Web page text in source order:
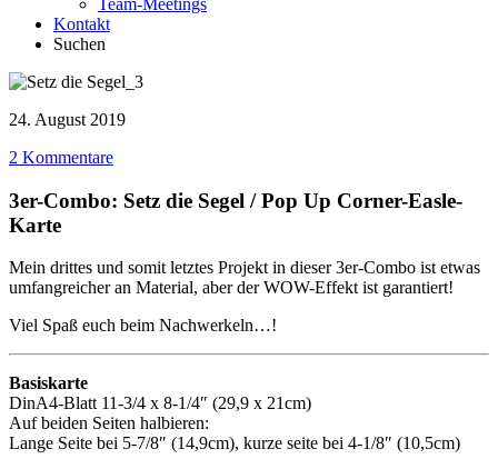
Team-Meetings
Kontakt
Suchen
24. August 2019
2 Kommentare
3er-Combo: Setz die Segel / Pop Up Corner-Easle-
Karte
Mein drittes und somit letztes Projekt in dieser 3er-Combo ist etwas
umfangreicher an Material, aber der WOW-Effekt ist garantiert!
Viel Spaß euch beim Nachwerkeln…!
Basiskarte
DinA4-Blatt 11-3/4 x 8-1/4″ (29,9 x 21cm)
Auf beiden Seiten halbieren:
Lange Seite bei 5-7/8″ (14,9cm), kurze seite bei 4-1/8″ (10,5cm)